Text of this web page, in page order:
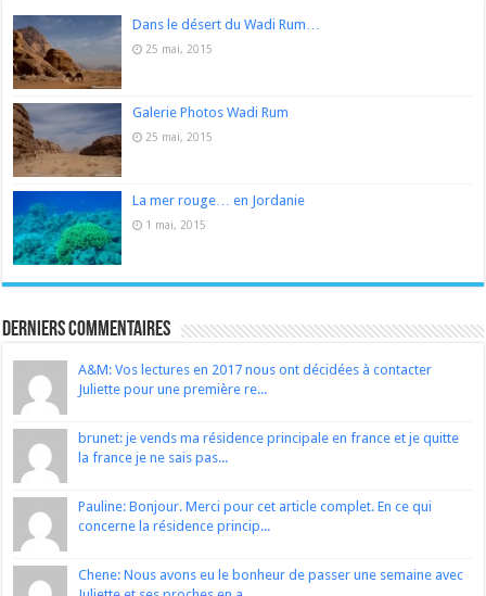
Dans le désert du Wadi Rum…
25 mai, 2015
Galerie Photos Wadi Rum
25 mai, 2015
La mer rouge… en Jordanie
1 mai, 2015
Derniers Commentaires
A&M: Vos lectures en 2017 nous ont décidées à contacter
Juliette pour une première re...
brunet: je vends ma résidence principale en france et je quitte
la france je ne sais pas...
Pauline: Bonjour. Merci pour cet article complet. En ce qui
concerne la résidence princip...
Chene: Nous avons eu le bonheur de passer une semaine avec